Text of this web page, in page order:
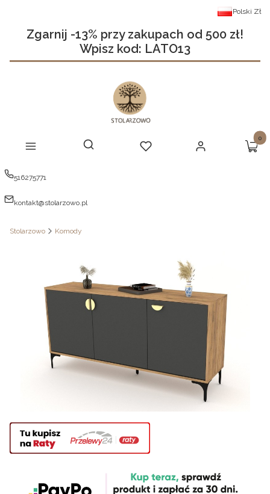
Polski Zł
Zgarnij -13% przy zakupach od 500 zł!
Wpisz kod: LATO13
Menu Otwórz wyszukiwarkę
Szukaj Ulubione Zaloguj się
516275771
kontakt@stolarzowo.pl
Stolarzowo Komody